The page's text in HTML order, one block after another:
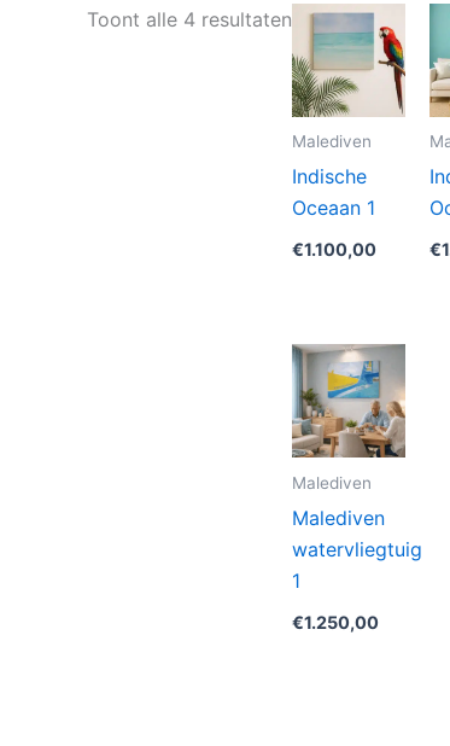
Toont alle 4 resultaten Gesorteerd
op
prijs:
laag
naar
hoog
Malediven
Indische
Oceaan 1
€1.100,00 €
Malediven
Malediven
watervliegtuig
1
€1.250,00